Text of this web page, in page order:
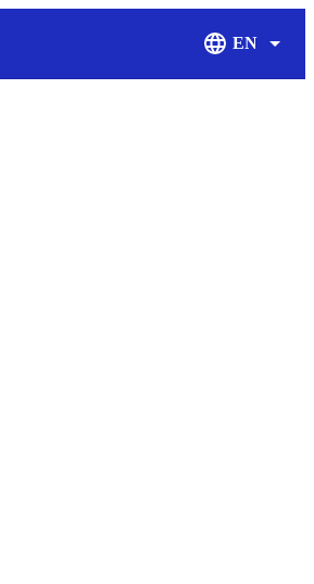
EN
Display